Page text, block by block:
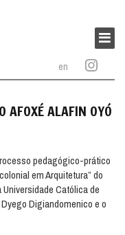
en
Menu
AFOXÉ ALAFIN OYÓ
pedagógico-prático
em Arquitetura” do
Católica de
Digiandomenico e o